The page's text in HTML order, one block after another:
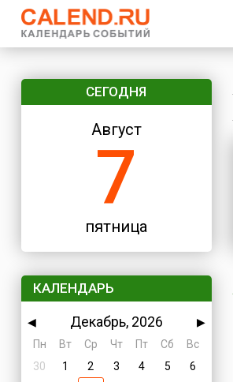
СЕГОДНЯ
Август
7
пятница
КАЛЕНДАРЬ
◀ Декабрь, 2026
▶
Пн
Вт Ср Чт Пт Сб
Вс
30
1 2 3 4 5
6